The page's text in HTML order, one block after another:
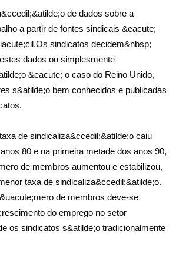
de dados sobre a
a partir de fontes sindicais &eacute;
sindicatos decidem&nbsp;
dados ou simplesmente
&eacute; o caso do Reino Unido,
s&atilde;o bem conhecidos e publicadas
de sindicaliza&ccedil;&atilde;o caiu
80 e na primeira metade dos anos 90,
de membros aumentou e estabilizou,
taxa de sindicaliza&ccedil;&atilde;o.
de membros deve-se
do emprego no setor
os sindicatos s&atilde;o tradicionalmente